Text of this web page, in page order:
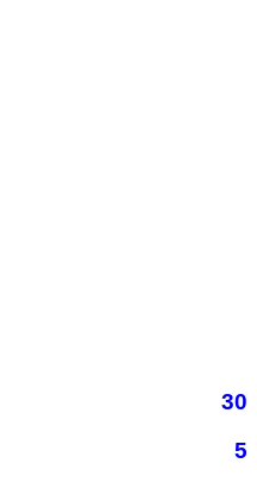
30
5